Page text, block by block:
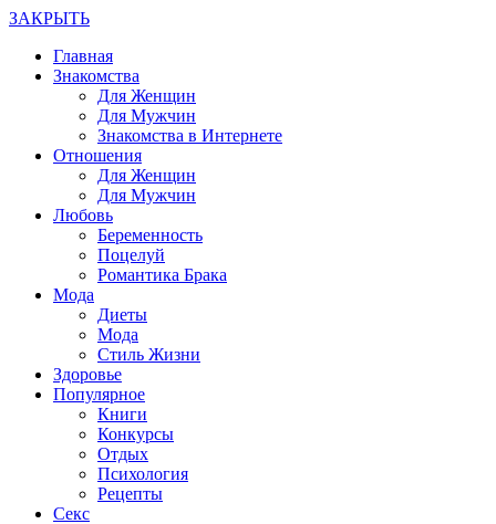
ЗАКРЫТЬ
Главная
Знакомства
Для Женщин
Для Мужчин
Знакомства в Интернете
Отношения
Для Женщин
Для Мужчин
Любовь
Беременность
Поцелуй
Романтика Брака
Мода
Диеты
Мода
Стиль Жизни
Здоровье
Популярное
Книги
Конкурсы
Отдых
Психология
Рецепты
Секс